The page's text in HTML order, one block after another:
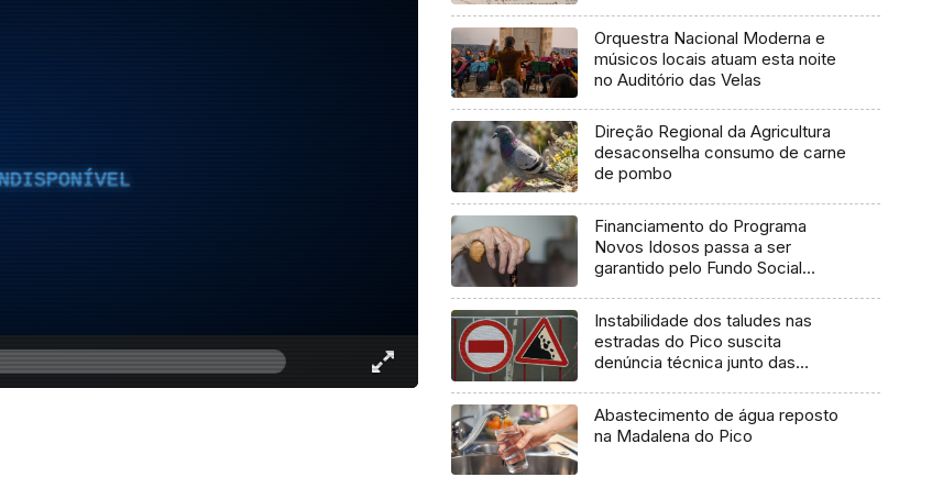
Orquestra Nacional Moderna e
músicos locais atuam esta noite
no Auditório das Velas
Direção Regional da Agricultura
desaconselha consumo de carne
de pombo
Financiamento do Programa
Novos Idosos passa a ser
garantido pelo Fundo Social
Instabilidade dos taludes nas
estradas do Pico suscita
denúncia técnica junto das
Abastecimento de água reposto
na Madalena do Pico